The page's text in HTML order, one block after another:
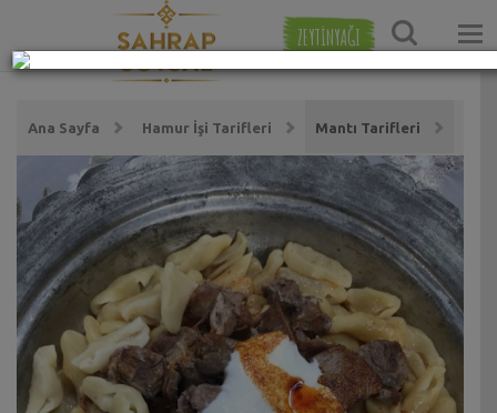
ZEYTİNYAĞI
Ana Sayfa Hamur İşi Tarifleri Mantı Tarifleri